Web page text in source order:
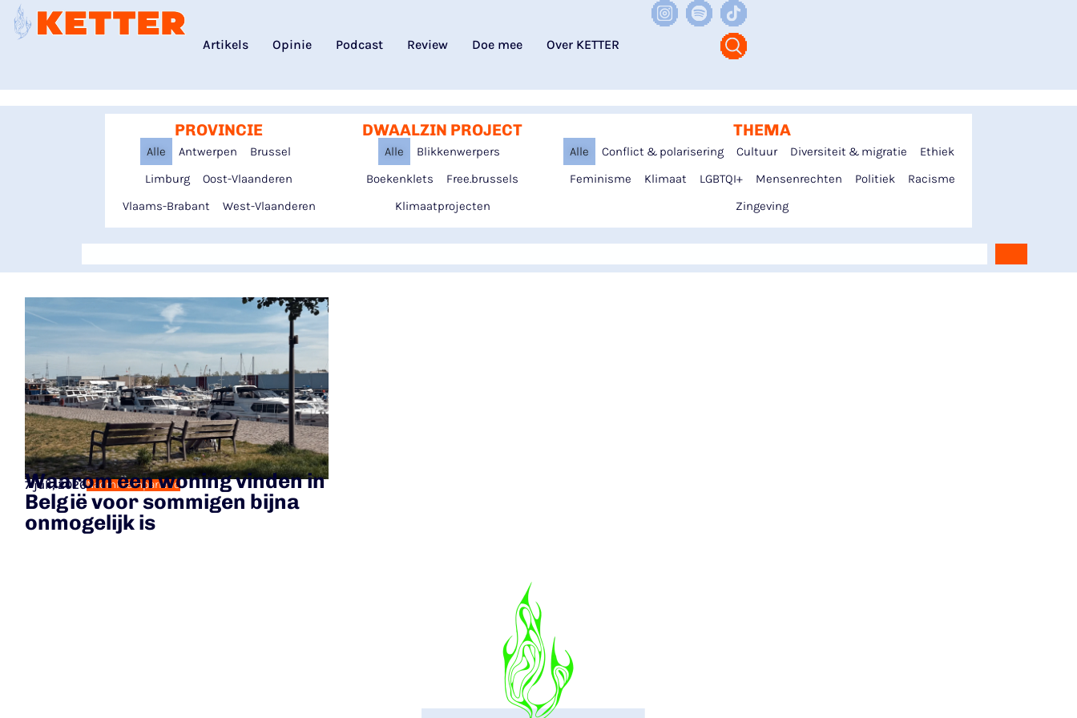
Artikels Opinie Podcast Review Doe mee Over KETTER
PROVINCIE
Antwerpen
Brussel
Limburg
Oost-Vlaanderen
Vlaams-Brabant
West-Vlaanderen
Alle
DWAALZIN PROJECT
Blikkenwerpers
Boekenklets
Free.brussels
Klimaatprojecten
Alle
THEMA
Conflict & polarisering Cultuur Diversiteit & migratie
Ethiek
Feminisme
Klimaat LGBTQI+ Mensenrechten Politiek
Racisme
Zingeving
Alle
7 juli, 2026Naomi Lampariello
Waarom een woning vinden in
België voor sommigen bijna
onmogelijk is